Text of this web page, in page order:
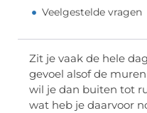
Veelgestelde vragen
Zit je vaak de hele
gevoel alsof de
wil je dan buiten tot
wat heb je daarvoor